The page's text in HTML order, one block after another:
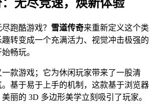
无尽竞速，焕新体验
跑酷游戏？ 雪道传奇来重新定义这个类
转变成一个充满活力、视觉冲击极强的
畅玩。
款游戏；它为休闲玩家带来了一股清
基于易于上手的机制，这款基于浏览器
丽的 3D 多边形美学立刻吸引了玩家。